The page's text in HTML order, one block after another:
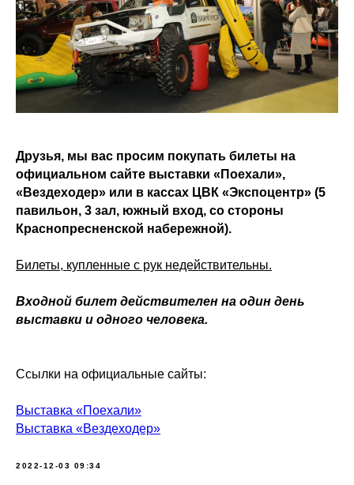
Друзья, мы вас просим покупать билеты на
официальном сайте выставки «Поехали»,
«Вездеходер» или в кассах ЦВК «Экспоцентр» (5
павильон, 3 зал, южный вход, со стороны
Краснопресненской набережной).
Билеты, купленные с рук недействительны.
Входной билет действителен на один день
выставки и одного человека.
Ссылки на официальные сайты:
Выставка «Поехали»
Выставка «Вездеходер»
2022-12-03 09:34